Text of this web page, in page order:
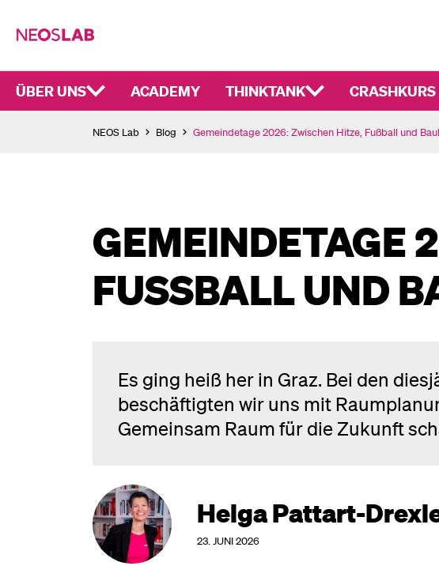
ÜBER UNS ACADEMY THINKTANK
NEOS Lab Blog Gemeindetage 2026: Zwischen Hitze, Fußball und
GEMEINDETAGE
FUSSBALL UND
Es ging heiß her in Graz. Bei den
beschäftigten wir uns mit
Gemeinsam Raum für die Zukunft
Helga Pattart-
23. JUNI 2026